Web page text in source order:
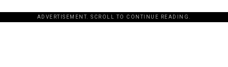
ADVERTISEMENT. SCROLL TO CONTINUE READING.